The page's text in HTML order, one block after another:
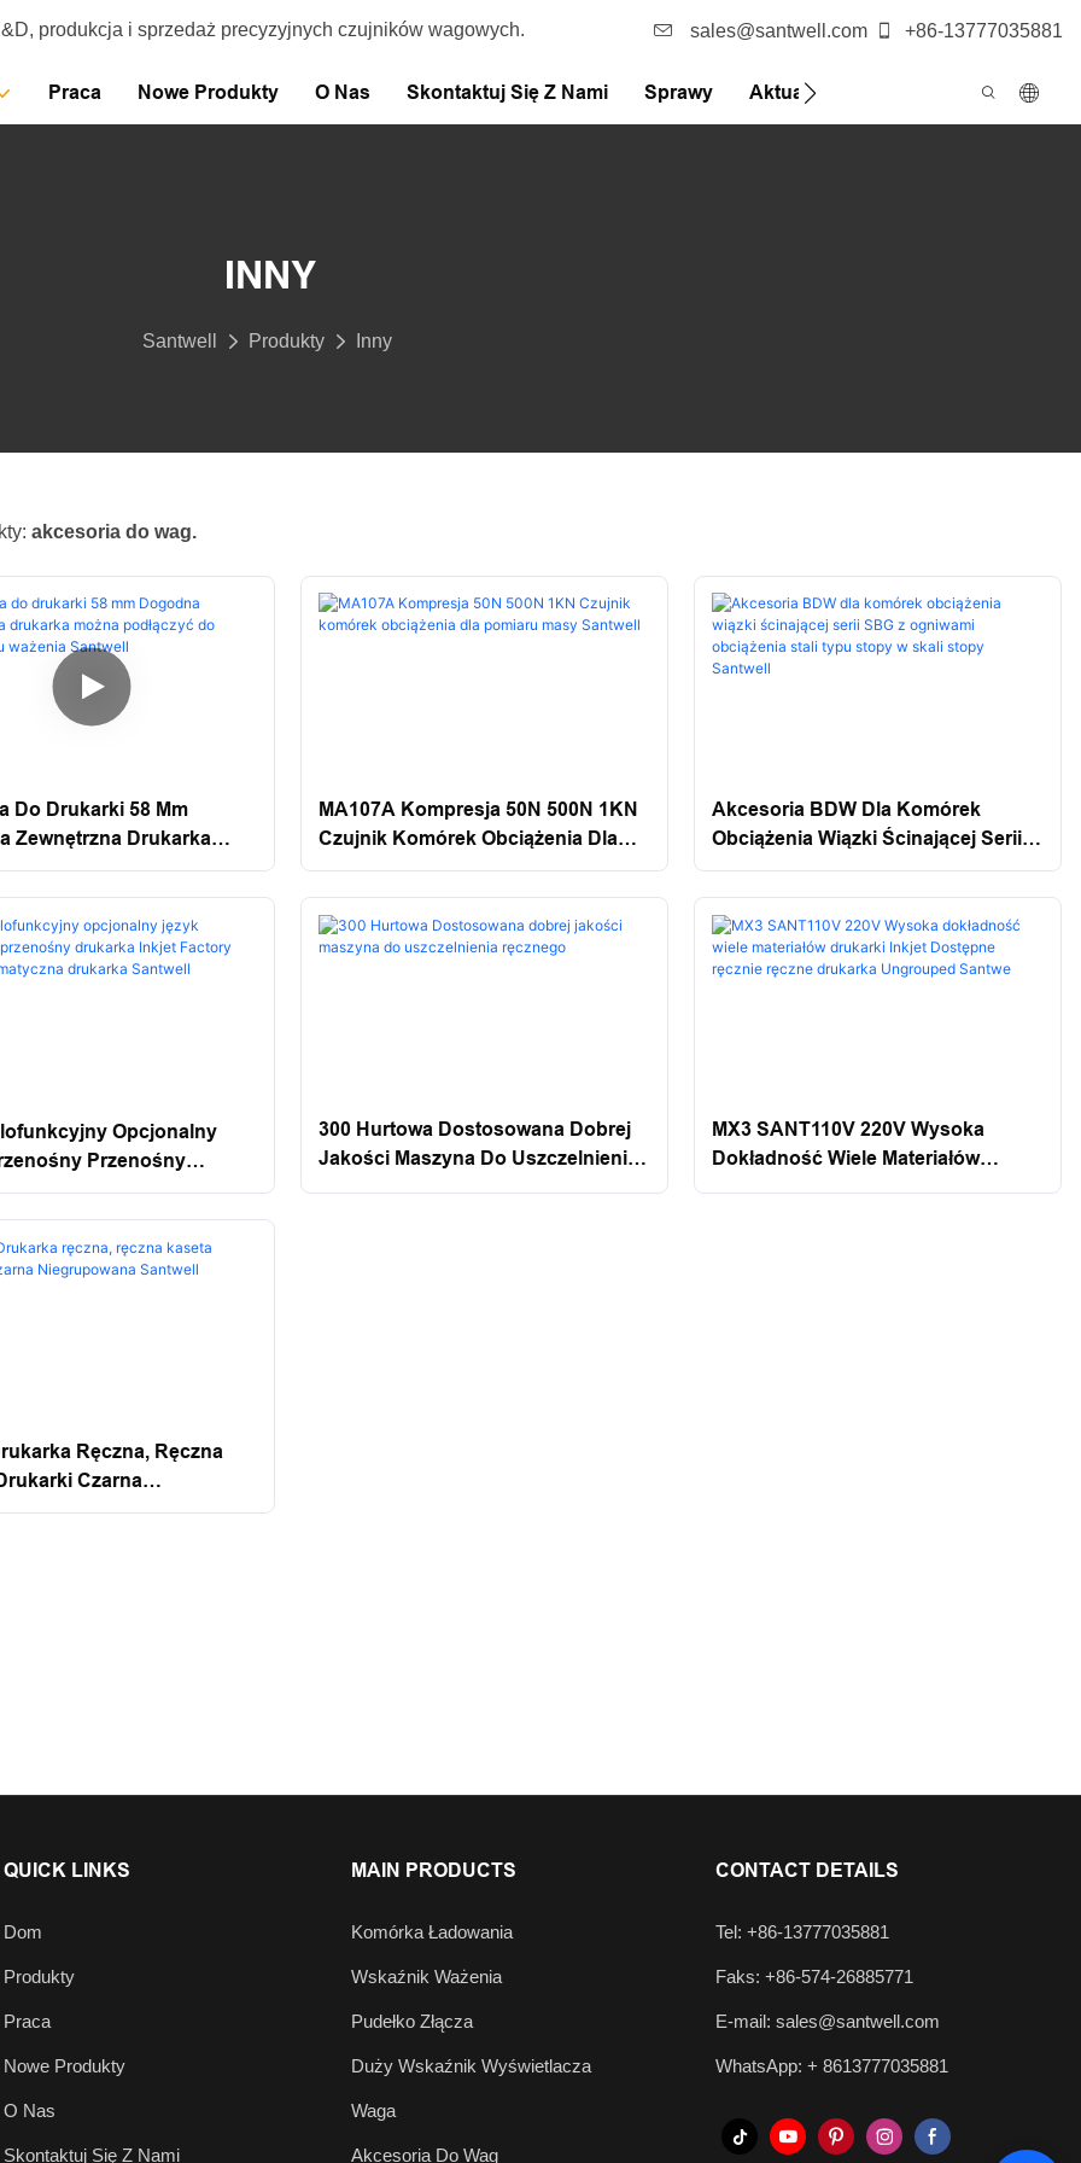
produkcja i sprzedaż precyzyjnych czujników wagowych. sales@santwell.com +86-13777035881
Praca Nowe Produkty O Nas Skontaktuj Się Z Nami Sprawy Aktualności
INNY
Santwell Produkty Inny
akcesoria do wag.
Do Drukarki 58 Mm
Zewnętrzna Drukarka
Do Instrumentu
Santwell
MA107A Kompresja 50N 500N 1KN
Czujnik Komórek Obciążenia Dla
Pomiaru Masy Santwell
Akcesoria BDW Dla Komórek
Obciążenia Wiązki Ścinającej Serii
SBG Z Ogniwami Obciążenia Stali
Typu Stopy W Skali Stopy Santwell
Opcjonalny
Przenośny
Inkjet Factory Cena
Drukarka Santwell
300 Hurtowa Dostosowana Dobrej
Jakości Maszyna Do Uszczelnienia
Ręcznego
MX3 SANT110V 220V Wysoka
Dokładność Wiele Materiałów
Drukarki Inkjet Dostępne Ręcznie
Ręczna, Ręczna
Czarna
Santwell
QUICK LINKS
Dom
Produkty
Praca
Nowe Produkty
O Nas
Skontaktuj Się Z Nami
MAIN PRODUCTS
Komórka Ładowania
Wskaźnik Ważenia
Pudełko Złącza
Duży Wskaźnik Wyświetlacza
Waga
Akcesoria Do Wag
CONTACT DETAILS
Tel: +86-13777035881
Faks: +86-574-26885771
E-mail: sales@santwell.com
WhatsApp: + 8613777035881